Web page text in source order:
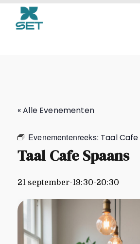
Taal Cafe
« Alle Evenementen
Evenementenreeks: Taal
Taal Cafe Spaans
21 september-19:30-20:30